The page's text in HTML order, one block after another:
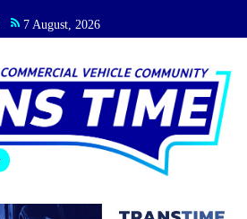
7 August, 2026